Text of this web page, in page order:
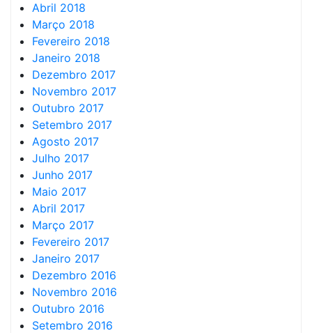
Abril 2018
Março 2018
Fevereiro 2018
Janeiro 2018
Dezembro 2017
Novembro 2017
Outubro 2017
Setembro 2017
Agosto 2017
Julho 2017
Junho 2017
Maio 2017
Abril 2017
Março 2017
Fevereiro 2017
Janeiro 2017
Dezembro 2016
Novembro 2016
Outubro 2016
Setembro 2016